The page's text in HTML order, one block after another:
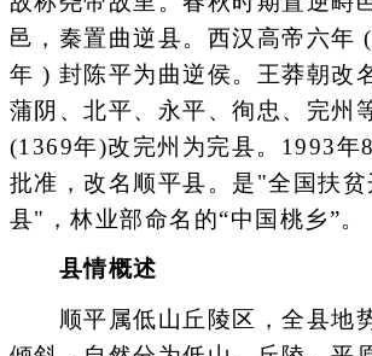
邑，秦置曲逆县。西汉高帝六年
年 ) 封陈平为曲逆侯。王莽朝改
蒲阴、北平、永平、徇忠、完州
(1369年)改完州为完县。1993年
批准，改名顺平县。是"全国扶贫
县"，林业部命名的“中国桃乡”。
县情概述
顺平属低山丘陵区，全县地